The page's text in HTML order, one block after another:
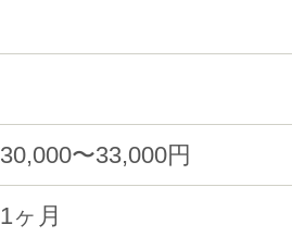
30,000〜33,000円
1ヶ月